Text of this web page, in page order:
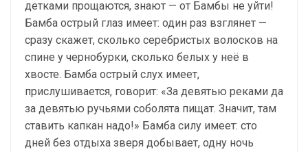
детками прощаются, знают — от Бамбы не уйти!
Бамба острый глаз имеет: один раз взглянет —
сразу скажет, сколько серебристых волосков на
спине у чернобурки, сколько белых у неё в
хвосте. Бамба острый слух имеет,
прислушивается, говорит: «За девятью реками да
за девятью ручьями соболята пищат. Значит, там
ставить капкан надо!» Бамба силу имеет: сто
дней без отдыха зверя добывает, одну ночь